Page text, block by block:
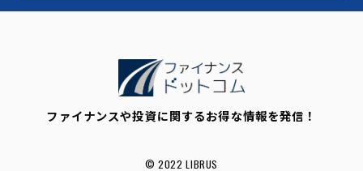
ファイナンスや投資に関するお得な情報を発信！
© 2022 LIBRUS